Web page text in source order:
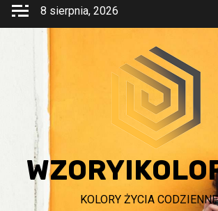
Przejdź
8 sierpnia, 2026
KOLORY ŻYCIA